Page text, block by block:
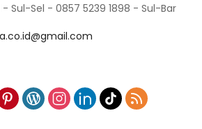
- Sul-Sel - 0857 5239 1898 - Sul-Bar